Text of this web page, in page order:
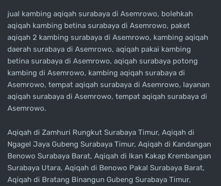
jual kambing aqiqah surabaya di Asemrowo, bolehkah
aqiqah kambing betina surabaya di Asemrowo, paket
aqiqah 2 kambing surabaya di Asemrowo, kambing aqiqah
daerah surabaya di Asemrowo, aqiqah pakai kambing
betina surabaya di Asemrowo, aqiqah surabaya potong
kambing di Asemrowo, kambing aqiqah surabaya di
Asemrowo, tempat aqiqah surabaya di Asemrowo, layanan
aqiqah surabaya di Asemrowo, tempat aqiqah surabaya di
Asemrowo.
Aqiqah di Zamhuri Rungkut Surabaya Timur, Aqiqah di
Ngagel Jaya Gubeng Surabaya Timur, Aqiqah di Kandangan
Benowo Surabaya Barat, Aqiqah di Ikan Kakap Krembangan
Surabaya Utara, Aqiqah di Benowo Pakal Surabaya Barat,
Aqiqah di Bratang Binangun Gubeng Surabaya Timur,